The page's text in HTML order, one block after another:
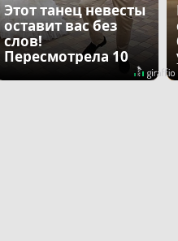
Этот танец невесты
оставит вас без
слов!
Пересмотрела 10